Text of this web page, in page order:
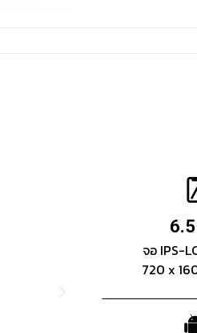
6.5
จอ IPS-
720 x